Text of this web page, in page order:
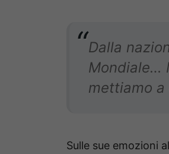
Dalla
Mondiale…
mettiamo
Sulle sue emozioni